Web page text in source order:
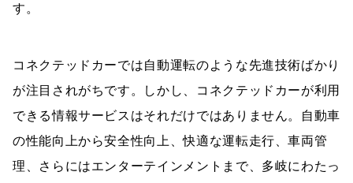
す。
コネクテッドカーでは自動運転のような先進技術ばかり
が注目されがちです。しかし、コネクテッドカーが利用
できる情報サービスはそれだけではありません。自動車
の性能向上から安全性向上、快適な運転走行、車両管
理、さらにはエンターテインメントまで、多岐にわたっ